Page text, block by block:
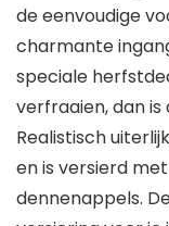
de eenvoudige
charmante
speciale
verfraaien, dan is
Realistisch
en is versierd
dennenappels.